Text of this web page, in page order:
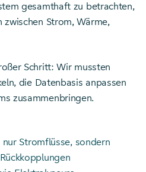
gesamthaft zu betrachten,
zwischen Strom, Wärme,
Schritt: Wir mussten
die Datenbasis anpassen
zusammenbringen.
Stromflüsse, sondern